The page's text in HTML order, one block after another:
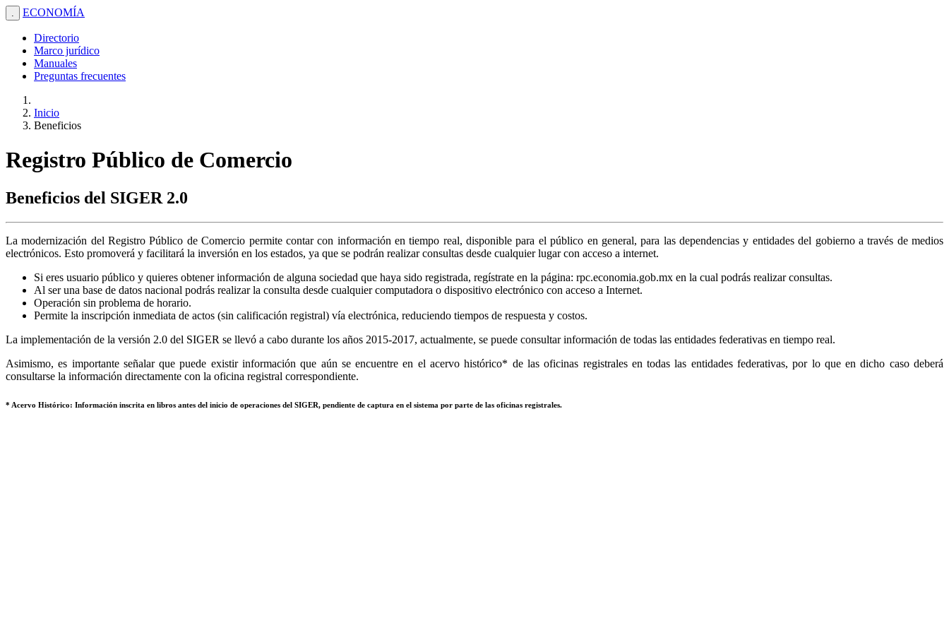
. ECONOMÍA
Directorio
Marco jurídico
Manuales
Preguntas frecuentes
Inicio
Beneficios
Registro Público de Comercio
Beneficios del SIGER 2.0
La modernización del Registro Público de Comercio permite contar con información en tiempo real, disponible para el público en general, para las dependencias y entidades del gobierno a través de medios
electrónicos. Esto promoverá y facilitará la inversión en los estados, ya que se podrán realizar consultas desde cualquier lugar con acceso a internet.
Si eres usuario público y quieres obtener información de alguna sociedad que haya sido registrada, regístrate en la página: rpc.economia.gob.mx en la cual podrás realizar consultas.
Al ser una base de datos nacional podrás realizar la consulta desde cualquier computadora o dispositivo electrónico con acceso a Internet.
Operación sin problema de horario.
Permite la inscripción inmediata de actos (sin calificación registral) vía electrónica, reduciendo tiempos de respuesta y costos.
La implementación de la versión 2.0 del SIGER se llevó a cabo durante los años 2015-2017, actualmente, se puede consultar información de todas las entidades federativas en tiempo real.
Asimismo, es importante señalar que puede existir información que aún se encuentre en el acervo histórico* de las oficinas registrales en todas las entidades federativas, por lo que en dicho caso deberá
consultarse la información directamente con la oficina registral correspondiente.
* Acervo Histórico: Información inscrita en libros antes del inicio de operaciones del SIGER, pendiente de captura en el sistema por parte de las oficinas registrales.